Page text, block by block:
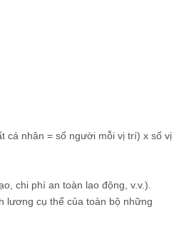
cá nhân = số người mỗi vị trí) x số vị
chi phí an toàn lao động, v.v.).
lương cụ thể của toàn bộ những